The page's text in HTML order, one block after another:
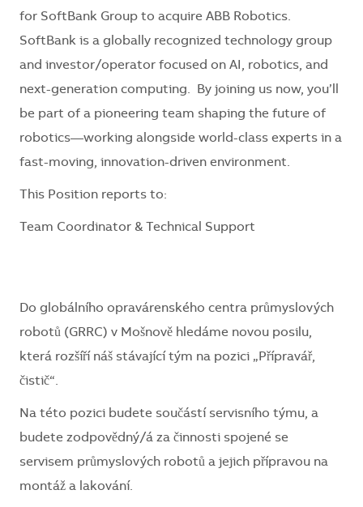
for SoftBank Group to acquire ABB Robotics.
SoftBank is a globally recognized technology group
and investor/operator focused on AI, robotics, and
next-generation computing. By joining us now, you’ll
be part of a pioneering team shaping the future of
robotics—working alongside world-class experts in a
fast-moving, innovation-driven environment.
This Position reports to:
Team Coordinator & Technical Support
Do globálního opravárenského centra průmyslových
robotů (GRRC) v Mošnově hledáme novou posilu,
která rozšíří náš stávající tým na pozici „Přípravář,
čistič“.
Na této pozici budete součástí servisního týmu, a
budete zodpovědný/á za činnosti spojené se
servisem průmyslových robotů a jejich přípravou na
montáž a lakování.